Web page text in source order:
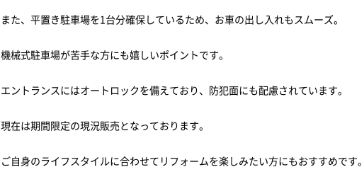
また、平置き駐車場を1台分確保しているため、お車の出し入れもスムーズ。
機械式駐車場が苦手な方にも嬉しいポイントです。
エントランスにはオートロックを備えており、防犯面にも配慮されています。
現在は期間限定の現況販売となっております。
ご自身のライフスタイルに合わせてリフォームを楽しみたい方にもおすすめです